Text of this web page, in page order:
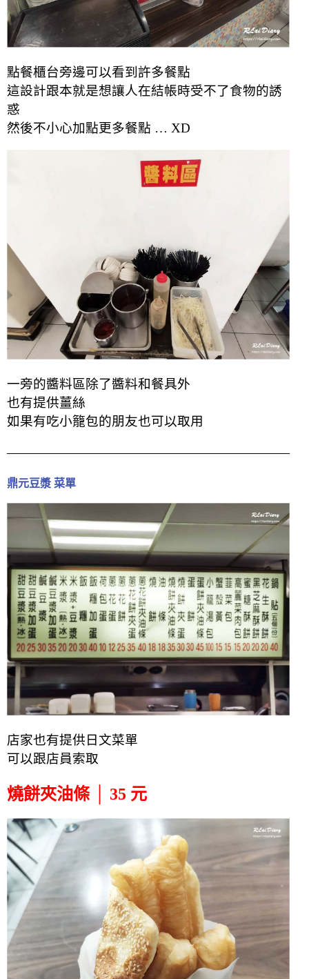
點餐櫃台旁邊可以看到許多餐點
這設計跟本就是想讓人在結帳時受不了食物的誘
惑
然後不小心加點更多餐點 … XD
一旁的醬料區除了醬料和餐具外
也有提供薑絲
如果有吃小籠包的朋友也可以取用
鼎元豆漿 菜單
店家也有提供日文菜單
可以跟店員索取
燒餅夾油條 │ 35 元